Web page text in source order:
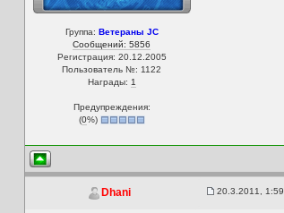
Группа: Ветераны JC
Сообщений: 5856
Регистрация: 20.12.2005
Пользователь №: 1122
Награды: 1
Предупреждения:
(0%)
Dhani 20.3.2011, 1:59